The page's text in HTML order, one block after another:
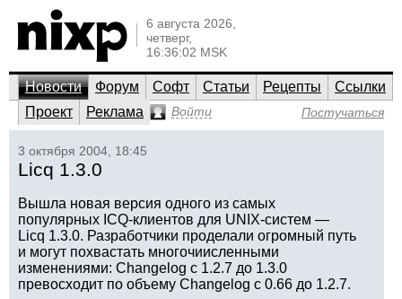
6 августа 2026,
четверг,
16:36:02 MSK
Новости Форум Софт Статьи Рецепты
Ссылки
Проект
Реклама Войти Постучаться
3 октября 2004, 18:45
Licq 1.3.0
Вышла новая версия одного из самых
популярных ICQ-клиентов для UNIX-систем —
Licq 1.3.0. Разработчики проделали огромный путь
и могут похвастать многочиисленными
изменениями: Changelog с 1.2.7 до 1.3.0
превосходит по объему Changelog с 0.66 до 1.2.7.